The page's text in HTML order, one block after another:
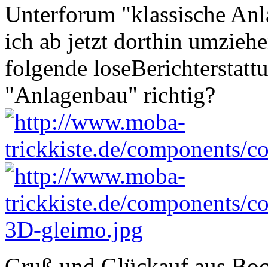
Unterforum "klassische
ich ab jetzt dorthin
folgende
"Anlagenbau" richtig?